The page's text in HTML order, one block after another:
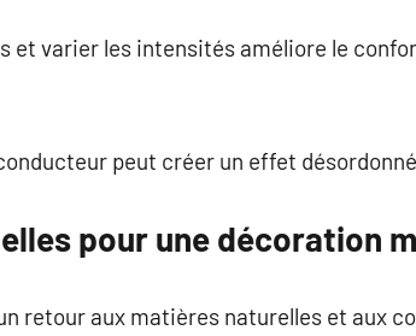
et varier les intensités améliore le
peut créer un effet
pour une décoration
retour aux matières naturelles et aux